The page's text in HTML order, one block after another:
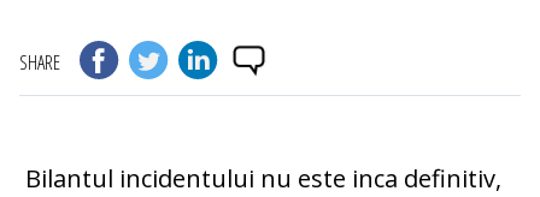
SHARE
Bilantul incidentului nu este inca definitiv,